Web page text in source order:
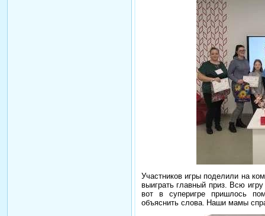
Участников игры поделили на
выиграть главный приз. Всю
вот в суперигре пришлось
объяснить слова. Наши мамы